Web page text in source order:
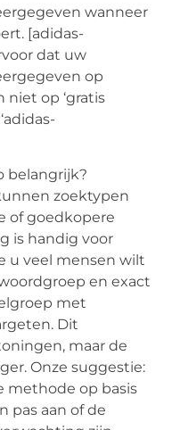
wanneer
[adidas-
dat uw
op
niet op ‘gratis
belangrijk?
zoektypen
of goedkopere
is handig voor
u veel mensen wilt
en exact
met
Dit
maar de
Onze suggestie:
methode op basis
pas aan of de